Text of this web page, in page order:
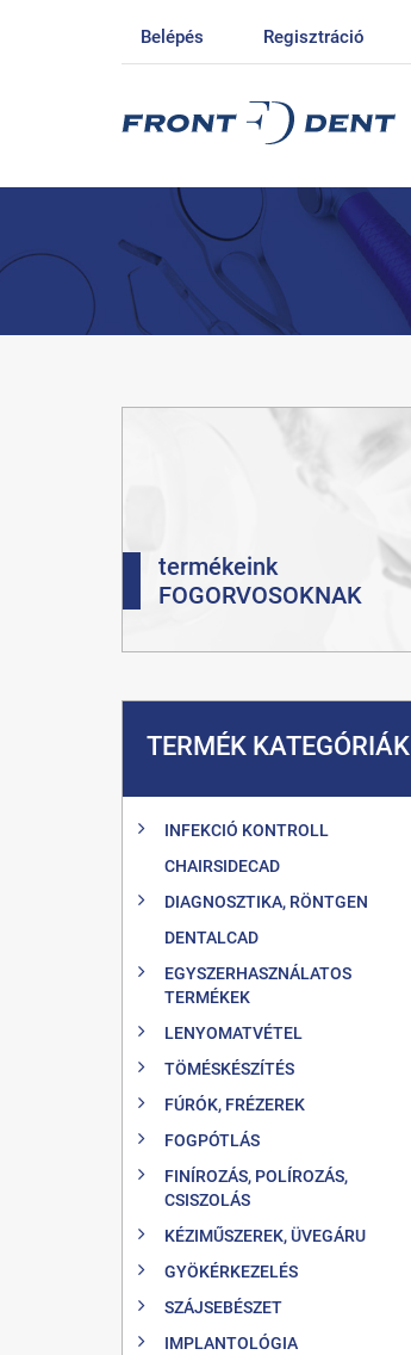
Belépés Regisztráció
termékeink
FOGORVOSOKNAK
TERMÉK KATEGÓRIÁK
INFEKCIÓ KONTROLL
CHAIRSIDECAD
DIAGNOSZTIKA, RÖNTGEN
DENTALCAD
EGYSZERHASZNÁLATOS
TERMÉKEK
LENYOMATVÉTEL
TÖMÉSKÉSZÍTÉS
FÚRÓK, FRÉZEREK
FOGPÓTLÁS
FINÍROZÁS, POLÍROZÁS,
CSISZOLÁS
KÉZIMŰSZEREK, ÜVEGÁRU
GYÖKÉRKEZELÉS
SZÁJSEBÉSZET
IMPLANTOLÓGIA